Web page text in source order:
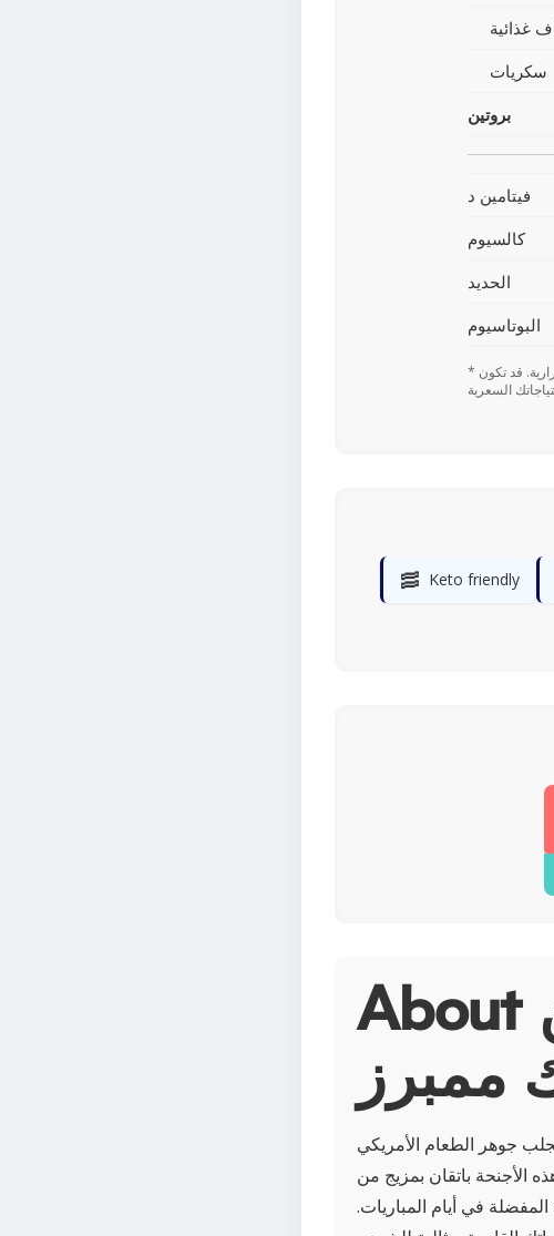
غذائية
سكريات
بروتين
فيتامين د
كالسيوم
الحديد
البوتاسيوم
* تعتمد القيم اليومية المستندة إلى نسبة ٪ على نظام غذائي يحتوي على 2,000 سعرة حرارية. قد تكون
🥓 Keto friendly
About أجنحة دجاج ني بون من
ممبرز
جوهر الطعام الأمريكي
الأجنحة باتقان بمزيج من
في أيام المباريات.